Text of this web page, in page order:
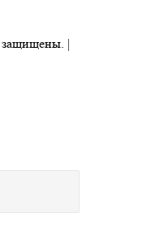
защищены. |